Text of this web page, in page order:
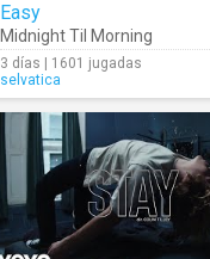
Easy
Midnight Til Morning
3 días | 1601 jugadas
selvatica